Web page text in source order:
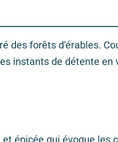
des forêts d’érables.
instants de détente en
épicée qui évoque les